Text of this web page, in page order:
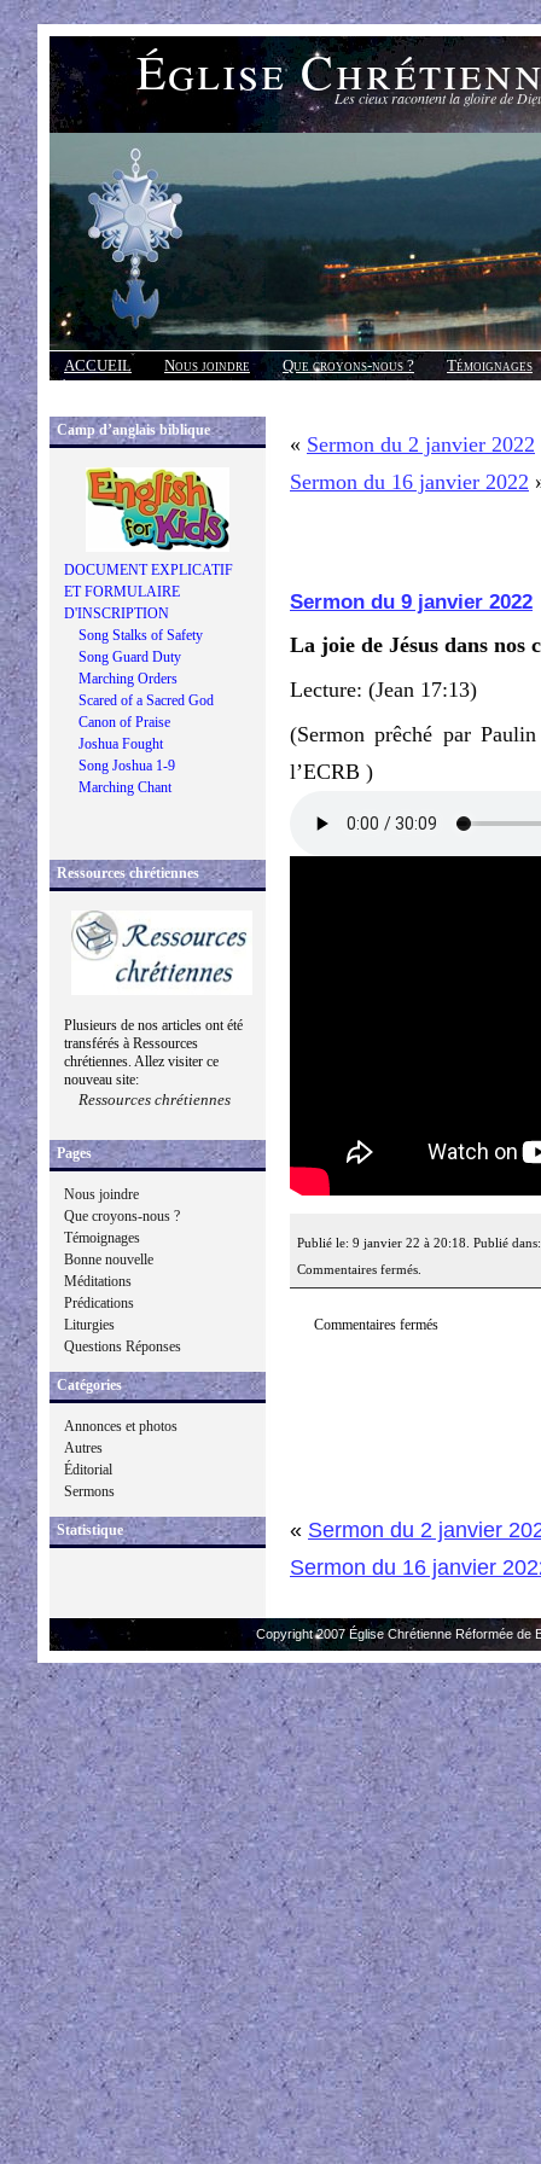
Église Les cieux racontent la gloire de
ACCUEIL Nous joindre Que croyons-nous ?
Témoignages
Réponses
Camp d’anglais biblique
DOCUMENT EXPLICATIF
ET FORMULAIRE
D'INSCRIPTION
Song Stalks of Safety
Song Guard Duty
Marching Orders
Scared of a Sacred God
Canon of Praise
Joshua Fought
Song Joshua 1-9
Marching Chant
Ressources chrétiennes
Plusieurs de nos articles ont été
transférés à Ressources
chrétiennes. Allez visiter ce
nouveau site:
Ressources chrétiennes
Pages
Nous joindre
Que croyons-nous ?
Témoignages
Bonne nouvelle
Méditations
Prédications
Liturgies
Questions Réponses
Catégories
Annonces et photos
Autres
Éditorial
Sermons
Statistique
« Sermon du 2 janvier 2022
Sermon du 16 janvier 2022
Sermon du 9 janvier 2022
La joie de Jésus dans nos
Lecture: (Jean 17:13)
(Sermon prêché par
l’ECRB )
Publié le: 9 janvier 22 à 20:18. Publié
Commentaires fermés.
Commentaires fermés
« Sermon du 2 janvier
Sermon du 16 janvier
Copyright 2007 Église Chrétienne Réformée de